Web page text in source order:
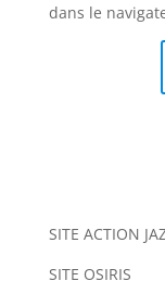
dans le
n
t
SITE ACTION
SITE OSIRIS